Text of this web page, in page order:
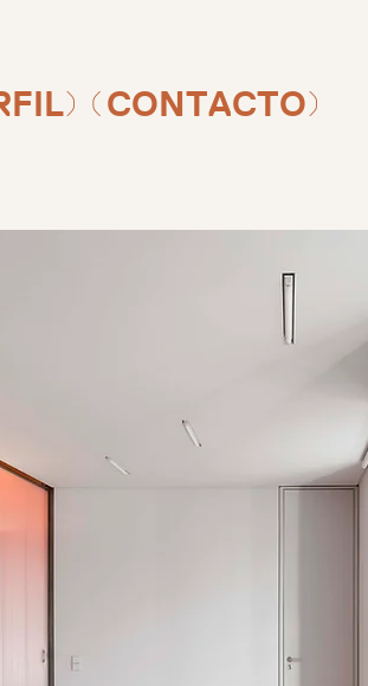
(CONTACTO)